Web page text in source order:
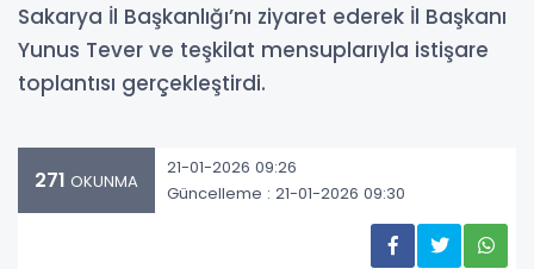
Sakarya İl Başkanlığı’nı ziyaret ederek İl Başkanı
Yunus Tever ve teşkilat mensuplarıyla istişare
toplantısı gerçekleştirdi.
271 OKUNMA
21-01-2026 09:26
Güncelleme : 21-01-2026 09:30